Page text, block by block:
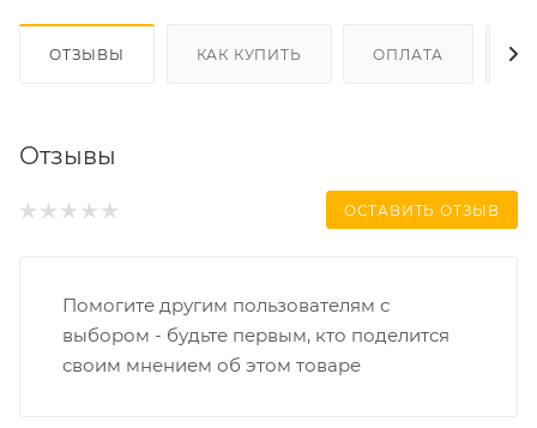
ОТЗЫВЫ КАК КУПИТЬ ОПЛАТА
Отзывы
ОСТАВИТЬ ОТЗЫВ
Помогите другим пользователям с
выбором - будьте первым, кто поделится
своим мнением об этом товаре